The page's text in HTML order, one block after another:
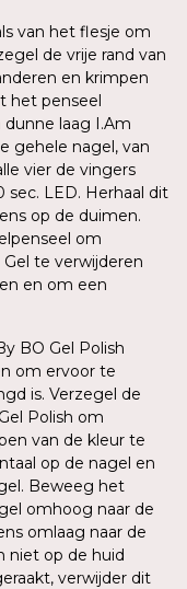
van het flesje om
de vrije rand van
en krimpen
het penseel
laag I.Am
gehele nagel, van
vier de vingers
sec. LED. Herhaal dit
op de duimen.
om
te verwijderen
en om een
BO Gel Polish
om ervoor te
is. Verzegel de
Polish om
van de kleur te
op de nagel en
Beweeg het
omhoog naar de
omlaag naar de
niet op de huid
verwijder dit